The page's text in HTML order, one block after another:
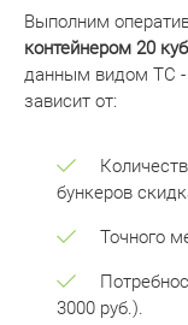
Выполним
контейнером 20
данным видом ТС -
зависит от:
бункеров
Точного
3000 руб.).